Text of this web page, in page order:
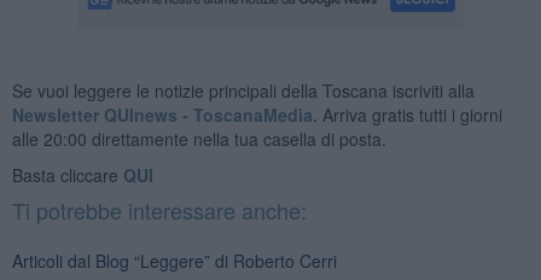
Se vuoi leggere le notizie principali della Toscana iscriviti alla
Newsletter QUInews - ToscanaMedia. Arriva gratis tutti i giorni
alle 20:00 direttamente nella tua casella di posta.
Basta cliccare QUI
Ti potrebbe interessare anche:
Articoli dal Blog “Leggere” di Roberto Cerri